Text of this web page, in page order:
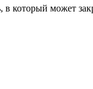
в который может